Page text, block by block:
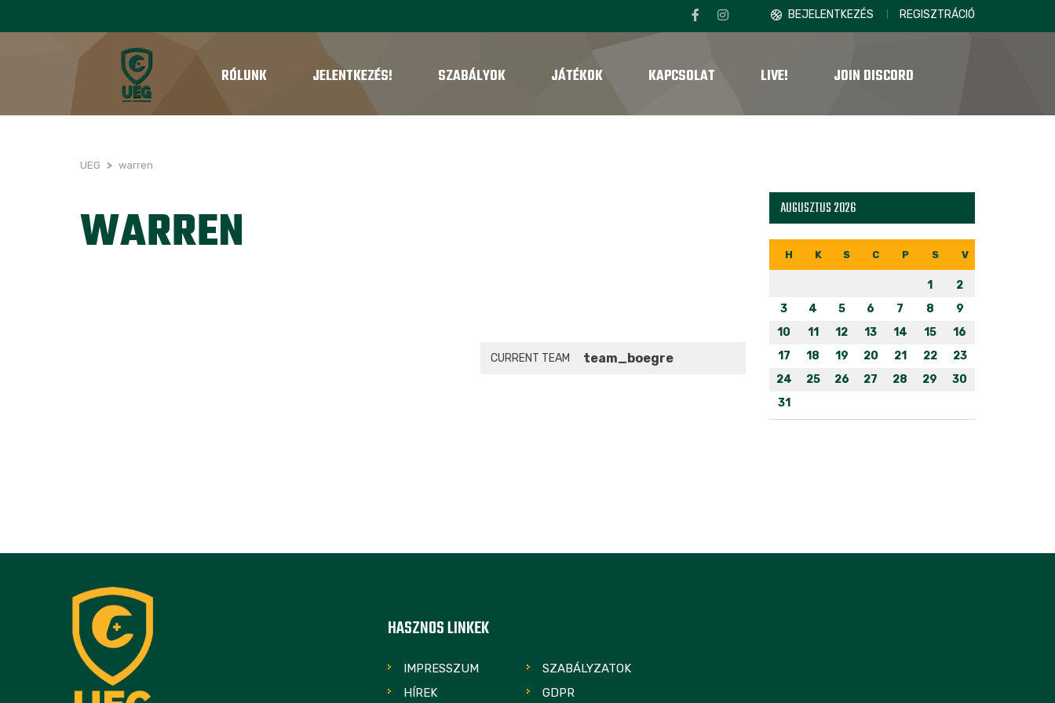
BEJELENTKEZÉS REGISZTRÁCIÓ
RÓLUNK JELENTKEZÉS! SZABÁLYOK JÁTÉKOK KAPCSOLAT LIVE! JOIN DISCORD
UEG > warren
WARREN
CURRENT TEAM team_boegre
AUGUSZTUS 2026
H K S C P S V
1
2
3
4 5 6 7 8
9
10
11 12 13 14 15
16
17
18 19 20 21 22
23
24
25 26 27 28 29
30
31
HASZNOS LINKEK
IMPRESSZUM
SZABÁLYZATOK
HÍREK
GDPR